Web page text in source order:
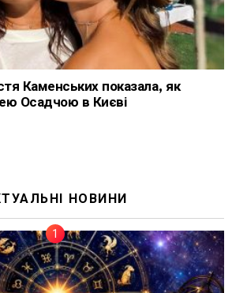
Каменських показала, як
Осадчою в Києві
НОВИНИ